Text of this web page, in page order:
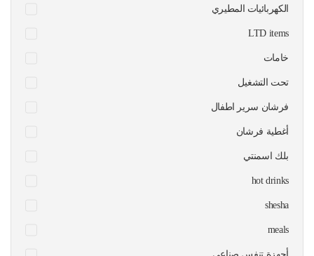
الكهربائيات المطيري
LTD items
خامات
تحت التشغيل
فرشان سرير اطفال
أغطية فرشان
بلك اسمنتي
hot drinks
shesha
meals